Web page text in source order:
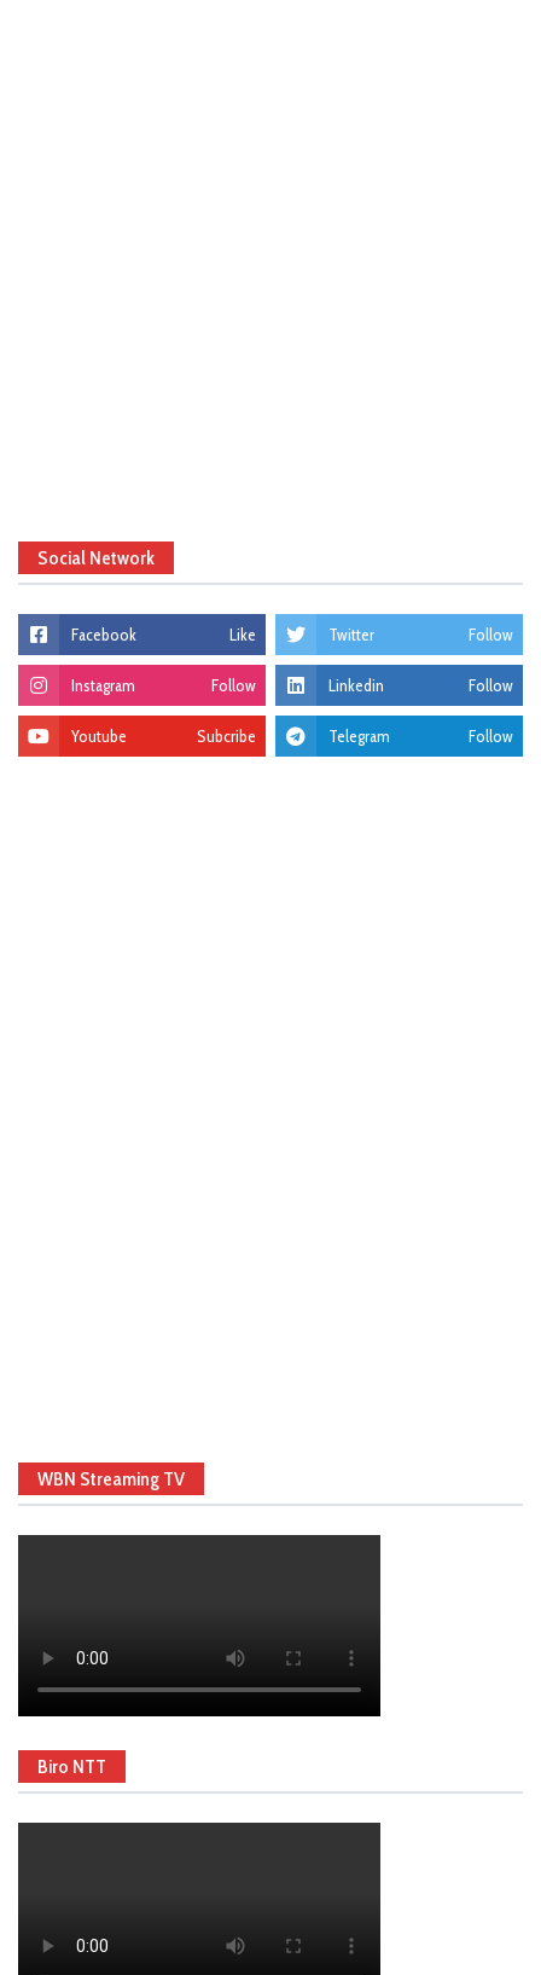
Social Network
Facebook Like Twitter Follow
Instagram Follow Linkedin Follow
Youtube Subcribe Telegram Follow
WBN Streaming TV
Biro NTT